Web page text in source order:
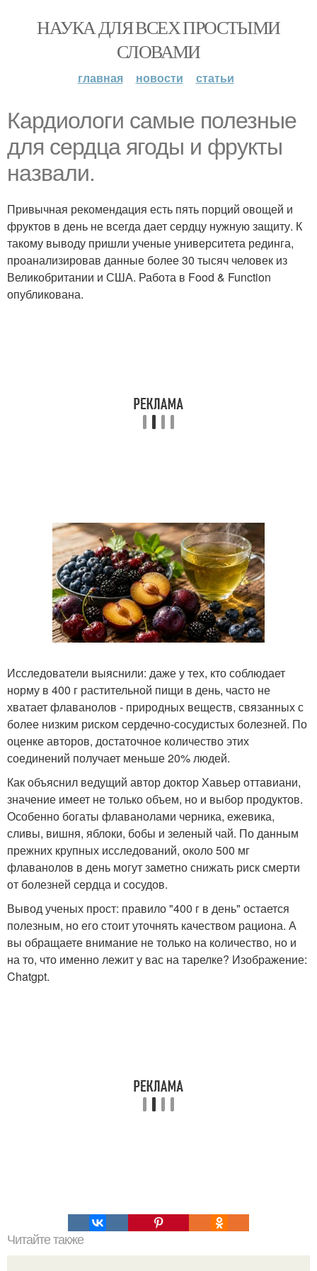
НАУКА ДЛЯ ВСЕХ ПРОСТЫМИ
СЛОВАМИ
главная новости статьи
Кардиологи самые полезные
для сердца ягоды и фрукты
назвали.
Привычная рекомендация есть пять порций овощей и
фруктов в день не всегда дает сердцу нужную защиту. К
такому выводу пришли ученые университета рединга,
проанализировав данные более 30 тысяч человек из
Великобритании и США. Работа в Food & Function
опубликована.
Исследователи выяснили: даже у тех, кто соблюдает
норму в 400 г растительной пищи в день, часто не
хватает флаванолов - природных веществ, связанных с
более низким риском сердечно-сосудистых болезней. По
оценке авторов, достаточное количество этих
соединений получает меньше 20% людей.
Как объяснил ведущий автор доктор Хавьер оттавиани,
значение имеет не только объем, но и выбор продуктов.
Особенно богаты флаванолами черника, ежевика,
сливы, вишня, яблоки, бобы и зеленый чай. По данным
прежних крупных исследований, около 500 мг
флаванолов в день могут заметно снижать риск смерти
от болезней сердца и сосудов.
Вывод ученых прост: правило "400 г в день" остается
полезным, но его стоит уточнять качеством рациона. А
вы обращаете внимание не только на количество, но и
на то, что именно лежит у вас на тарелке? Изображение:
Chatgpt.
Читайте также